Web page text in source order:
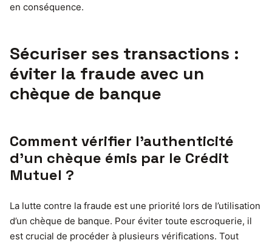
en conséquence.
Sécuriser ses transactions :
éviter la fraude avec un
chèque de banque
Comment vérifier l’authenticité
d’un chèque émis par le Crédit
Mutuel ?
La lutte contre la fraude est une priorité lors de l’utilisation
d’un chèque de banque. Pour éviter toute escroquerie, il
est crucial de procéder à plusieurs vérifications. Tout